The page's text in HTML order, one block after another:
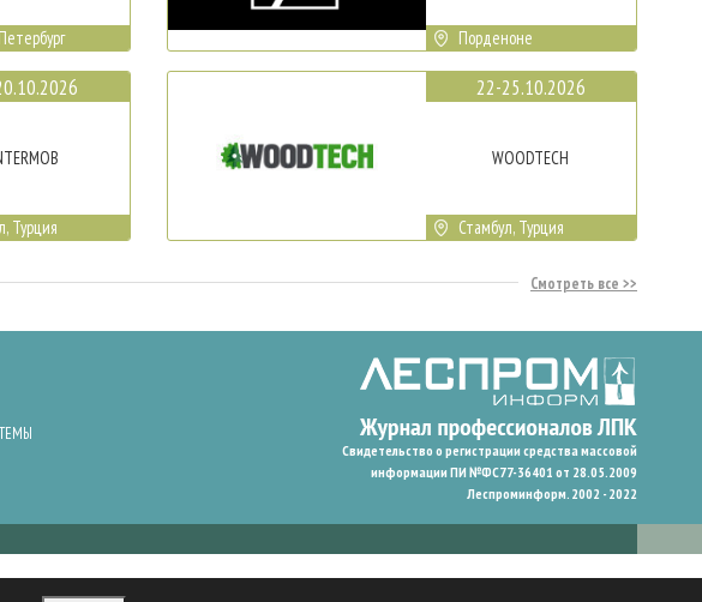
Турция
Порденоне
22-25.10.2026
WOODTECH
Стамбул, Турция
Смотреть все
Свидетельство о регистрации средства массовой
информации ПИ №ФС77-36401 от 28.05.2009
Леспроминформ. 2002 - 2022